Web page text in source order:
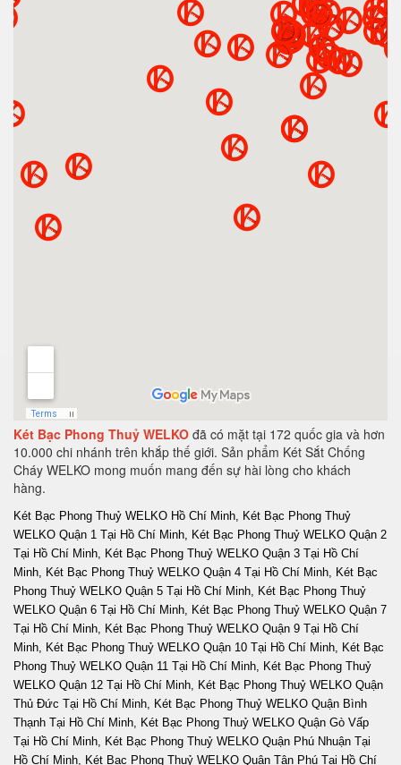
Két Bạc Phong Thuỷ WELKO đã có mặt tại 172 quốc gia và hơn
10.000 chi nhánh trên khắp thế giới. Sản phẩm Két Sắt Chống
Cháy WELKO mong muốn mang đến sự hài lòng cho khách
hàng.
Két Bạc Phong Thuỷ WELKO Hồ Chí Minh, Két Bạc Phong Thuỷ WELKO Quận 1 Tại Hồ Chí Minh, Két Bạc Phong Thuỷ WELKO Quận 2 Tại Hồ Chí Minh, Két Bạc Phong Thuỷ WELKO Quận 3 Tại Hồ Chí Minh, Két Bạc Phong Thuỷ WELKO Quận 4 Tại Hồ Chí Minh, Két Bạc Phong Thuỷ WELKO Quận 5 Tại Hồ Chí Minh, Két Bạc Phong Thuỷ WELKO Quận 6 Tại Hồ Chí Minh, Két Bạc Phong Thuỷ WELKO Quận 7 Tại Hồ Chí Minh, Két Bạc Phong Thuỷ WELKO Quận 9 Tại Hồ Chí Minh, Két Bạc Phong Thuỷ WELKO Quận 10 Tại Hồ Chí Minh, Két Bạc Phong Thuỷ WELKO Quận 11 Tại Hồ Chí Minh, Két Bạc Phong Thuỷ WELKO Quận 12 Tại Hồ Chí Minh, Két Bạc Phong Thuỷ WELKO Quận Thủ Đức Tại Hồ Chí Minh, Két Bạc Phong Thuỷ WELKO Quận Bình Thạnh Tại Hồ Chí Minh, Két Bạc Phong Thuỷ WELKO Quận Gò Vấp Tại Hồ Chí Minh, Két Bạc Phong Thuỷ WELKO Quận Phú Nhuận Tại Hồ Chí Minh, Két Bạc Phong Thuỷ WELKO Quận Tân Phú Tại Hồ Chí Minh, Két Bạc Phong Thuỷ WELKO Quận Bình Tân Tại Hồ Chí Minh, Két Bạc Phong Thuỷ WELKO Quận Tân Bình Tại Hồ Chí Minh, Két Bạc Phong Thuỷ WELKO Hà Nội, Két Bạc Phong Thuỷ WELKO Quận Ba Đình Hà Nội, Két Bạc Phong Thuỷ WELKO Quận Hoàn Kiếm Hà Nội, Két Bạc Phong Thuỷ WELKO Quận Hai Bà Trưng Hà Nội, Két Bạc Phong Thuỷ WELKO Quận Đống Đa Hà Nội, Két Bạc Phong Thuỷ WELKO Quận Tây Hồ Hà Nội, Két Bạc Phong Thuỷ WELKO Quận Cầu Giấy Hà Nội, Két Bạc Phong Thuỷ WELKO Quận Thanh Xuân Hà Nội, Két Bạc Phong Thuỷ WELKO Quận Hoàng Mai Hà Nội, Két Bạc Phong Thuỷ WELKO Quận Long Biên Hà Nội, Két Bạc Phong Thuỷ WELKO Quận Bắc Từ Liêm Hà Nội, Két Bạc Phong Thuỷ WELKO Huyện Thanh Trì Hà Nội, Két Bạc Phong Thuỷ WELKO Huyện Gia Lâm Hà Nội, Két Bạc Phong Thuỷ WELKO Huyện Đông Anh Hà Nội, Két Bạc Phong Thuỷ WELKO Huyện Sóc Sơn Hà Nội, Két Bạc Phong Thuỷ WELKO Quận Hà Đông Hà Nội, Két Bạc Phong Thuỷ WELKO Thị xã Sơn Tây Hà Nội, Két Bạc Phong Thuỷ WELKO Huyện Ba Vì Hà Nội, Két Bạc Phong Thuỷ WELKO Huyện Phúc Thọ Hà Nội, Két Bạc Phong Thuỷ WELKO Huyện Thạch Thất Hà Nội, Két Bạc Phong Thuỷ WELKO Huyện Quốc Oai Hà Nội, Két Bạc Phong Thuỷ WELKO Huyện Chương Mỹ Hà Nội, Két Bạc Phong Thuỷ WELKO Huyện Đan Phượng Hà Nội, Két Bạc Phong Thuỷ WELKO Huyện Hoài Đức Hà Nội, Két Bạc Phong Thuỷ WELKO Huyện Thanh Oai Hà Nội, Két Bạc Phong Thuỷ WELKO Huyện Mỹ Đức Hà Nội, Két Bạc Phong Thuỷ WELKO Huyện Ứng Hoà Hà Nội, Két Bạc Phong Thuỷ WELKO Huyện Thường Tín Hà Nội, Két Bạc Phong Thuỷ WELKO Huyện Phú Xuyên Hà Nội, Két Bạc Phong Thuỷ WELKO Huyện Mê Linh Hà Nội, Két Bạc Phong Thuỷ WELKO Quận Nam Từ Liên Hà Nội, Két Bạc Phong Thuỷ WELKO An Giang, Két Bạc Phong Thuỷ WELKO Thành phố Long Xuyên Tỉnh An Giang, Két Bạc Phong Thuỷ WELKO Thành phố Châu Đốc Tỉnh An Giang, Két Bạc Phong Thuỷ WELKO Huyện An Phú Tỉnh An Giang, Két Bạc Phong Thuỷ WELKO Thị xã Tân Châu, Két Bạc Phong Thuỷ WELKO Huyện Phú Tân, Két Bạc Phong Thuỷ WELKO Huyện Châu Phú, Két Bạc Phong Thuỷ WELKO Huyện Tịnh Biên, Két Bạc Phong Thuỷ WELKO Huyện Tri Tôn, Két Bạc Phong Thuỷ WELKO Huyện Châu Thành Tỉnh An Giang, Két Bạc Phong Thuỷ WELKO Huyện Chợ Mới Tỉnh An Giang, Két Bạc Phong Thuỷ WELKO Huyện Thoại Sơn Tỉnh An Giang, Két Bạc Phong Thuỷ WELKO Vũng Tàu, Két Bạc Phong Thuỷ WELKO Thành phố Vũng Tàu Tại Bà Rịa - Vũng Tàu, Két Bạc Phong Thuỷ WELKO Thành phố Bà Rịa Tại Bà Rịa - Vũng Tàu, Két Bạc Phong Thuỷ WELKO Huyện Châu Đức Tại Bà Rịa - Vũng Tàu, Két Bạc Phong Thuỷ WELKO Huyện Xuyên Mộc Tại Bà Rịa - Vũng Tàu, Két Bạc Phong Thuỷ WELKO Huyện Long Điền Tại Bà Rịa - Vũng Tàu, Két Bạc Phong Thuỷ WELKO Huyện Đất Đỏ Tại Bà Rịa - Vũng Tàu, Két Bạc Phong Thuỷ WELKO Huyện Tân Thành Tại Bà Rịa - Vũng Tàu, Tỉnh Bà Rịa - Vũng Tàu Tại Bà Rịa - Vũng Tàu, Két Bạc Phong Thuỷ WELKO Bạc Liêu, Két Bạc Phong Thuỷ WELKO Thành phố Bạc Liêu Tại Bạc Liêu, Két Bạc Phong Thuỷ WELKO Huyện Hồng Dân Tại Bạc Liêu, Két Bạc Phong Thuỷ WELKO Huyện Phước Long Tại Bạc Liêu, Két Bạc Phong Thuỷ WELKO Huyện Vĩnh Lợi Tại Bạc Liêu, Két Bạc Phong Thuỷ WELKO Thị xã Giá Rai Tại Bạc Liêu, Két Bạc Phong Thuỷ WELKO Huyện Đông Hải Tại Bạc Liêu, Két Bạc Phong Thuỷ WELKO Huyện Hoà Bình Tại Bạc Liêu, Két Bạc Phong Thuỷ WELKO Bắc Kạn, Két Bạc Phong Thuỷ WELKO Thành Phố Bắc Kạn, Két Bạc Phong Thuỷ WELKO Huyện Pác Nặm Tại Bắc Kạn, Két Bạc Phong Thuỷ WELKO Huyện Ba Bể Tại Bắc Kạn, Két Bạc Phong Thuỷ WELKO Huyện Ngân Sơn Tại Bắc Kạn, Két Bạc Phong Thuỷ WELKO Huyện Bạch Thông Tại Bắc Kạn, Két Bạc Phong Thuỷ WELKO Huyện Chợ Đồn Tại Bắc Kạn, Két Bạc Phong Thuỷ WELKO Huyện Chợ Mới Tại Bắc Kạn, Huyện Na Rì Tại Bắc Kạn, Két Bạc Phong Thuỷ WELKO Bắc Giang, Két Bạc Phong Thuỷ WELKO Thành phố Bắc Giang, Két Bạc Phong Thuỷ WELKO Huyện Yên Thế Tại Bắc Giang, Két Bạc Phong Thuỷ WELKO Huyện Tân Yên Tại Bắc Giang, Két Bạc Phong Thuỷ WELKO Huyện Lạng Giang Tại Bắc Giang, Két Bạc Phong Thuỷ WELKO Huyện Lục Nam Tại Bắc Giang, Két Bạc Phong Thuỷ WELKO Huyện Lục Ngạn Tại Bắc Giang, Két Bạc Phong Thuỷ WELKO Huyện Sơn Động Tại Bắc Giang, Két Bạc Phong Thuỷ WELKO Huyện Yên Dũng Tại Bắc Giang, Két Bạc Phong Thuỷ WELKO Huyện Việt Yên Tại Bắc Giang, Két Bạc Phong Thuỷ WELKO Huyện Hiệp Hòa Tại Bắc Giang, Két Bạc Phong Thuỷ WELKO Bắc Ninh, Két Bạc Phong Thuỷ WELKO Thành phố Bắc Ninh, Két Bạc Phong Thuỷ WELKO Huyện Yên Phong Tại Bắc Ninh, Két Bạc Phong Thuỷ WELKO Huyện Quế Võ Tại Bắc Ninh, Két Bạc Phong Thuỷ WELKO Huyện Tiên Du Tại Bắc Ninh, Két Bạc Phong Thuỷ WELKO Thị xã Từ Sơn Tại Bắc Ninh, Huyện Thuận Thành Tại Bắc Ninh, Két Bạc Phong Thuỷ WELKO Huyện Gia Bình Tại Bắc Ninh, Két Bạc Phong Thuỷ WELKO Huyện Lương Tài Tại Bắc Ninh, Két Bạc Phong Thuỷ WELKO Bến Tre, Két Bạc Phong Thuỷ WELKO Thành phố Bến Tre, Két Bạc Phong Thuỷ WELKO Huyện Châu Thành Tỉnh Bến Tre, Huyện Chợ Lách Tỉnh Bến Tre, Két Bạc Phong Thuỷ WELKO Huyện Mỏ Cày Nam Tỉnh Bến Tre, Két Bạc Phong Thuỷ WELKO Huyện Giồng Trôm Tỉnh Bến Tre, Két Bạc Phong Thuỷ WELKO Huyện Bình Đại Tỉnh Bến Tre, Két Bạc Phong Thuỷ WELKO Huyện Ba Tri Tỉnh Bến Tre, Két Bạc Phong Thuỷ WELKO Huyện Thạnh Phú Tỉnh Bến Tre, Két Bạc Phong Thuỷ WELKO Huyện Mỏ Cày Bắc Tỉnh Bến Tre, Két Bạc Phong Thuỷ WELKO Bình Dương, Két Bạc Phong Thuỷ WELKO Tại Thành phố Thủ Dầu Một Tỉnh Bình Dương, Két Bạc Phong Thuỷ WELKO Tại Huyện Bàu Bàng Tỉnh Bình Dương, Két Bạc Phong Thuỷ WELKO Tại Huyện Dầu Tiếng Tỉnh Bình Dương, Két Bạc Phong Thuỷ WELKO Tại Thị xã Bến Cát Tỉnh Bình Dương, Két Bạc Phong Thuỷ WELKO Tại Huyện Phú Giáo Tỉnh Bình Dương, Két Bạc Phong Thuỷ WELKO Tại Thị xã Tân Uyên Tỉnh Bình Dương, Két Bạc Phong Thuỷ WELKO Tại Thị xã Dĩ An Tỉnh Bình Dương, Két Bạc Phong Thuỷ WELKO Tại Thị xã Thuận An Tỉnh Bình Dương, Két Bạc Phong Thuỷ WELKO Tại Huyện Bắc Tân Uyên Tỉnh Bình Dương, Két Bạc Phong Thuỷ WELKO Bình Định, Két Bạc Phong Thuỷ WELKO Tại Thành phố Qui Nhơn Tỉnh Bình Định, Két Bạc Phong Thuỷ WELKO Tại Huyện An Lão Tỉnh Bình Định, Két Bạc Phong Thuỷ WELKO Tại Huyện Hoài Nhơn Tỉnh Bình Định, Két Bạc Phong Thuỷ WELKO Tại Huyện Hoài Ân Tỉnh Bình Định, Két Bạc Phong Thuỷ WELKO Tại Huyện Phù Mỹ Tỉnh Bình Định, Két Bạc Phong Thuỷ WELKO Tại Huyện Vĩnh Thạnh Tỉnh Bình Định, Két Bạc Phong Thuỷ WELKO Tại Huyện Tây Sơn Tỉnh Bình Định, Két Bạc Phong Thuỷ WELKO Tại Huyện Phù Cát Tỉnh Bình Định, Két Bạc Phong Thuỷ WELKO Tại Thị xã An Nhơn Tỉnh Bình Định, Két Bạc Phong Thuỷ WELKO Tại Huyện Tuy Phước Tỉnh Bình Định, Két Bạc Phong Thuỷ WELKO Tại Huyện Vân Canh Tỉnh Bình Định, Két Bạc Phong Thuỷ WELKO Bình Phước, Két Bạc Phong Thuỷ WELKO Tại Thị xã Phước Long Tỉnh Bình Phước, Két Bạc Phong Thuỷ WELKO Tại Thị xã Đồng Xoài Tỉnh Bình Phước, Két Bạc Phong Thuỷ WELKO Tại Thị xã Bình Long Tỉnh Bình Phước, Két Bạc Phong Thuỷ WELKO Tại Huyện Bù Gia Mập Tỉnh Bình Phước, Két Bạc Phong Thuỷ WELKO Tại Huyện Lộc Ninh Tỉnh Bình Phước, Két Bạc Phong Thuỷ WELKO Tại Huyện Bù Đốp Tỉnh Bình Phước, Két Bạc Phong Thuỷ WELKO Tại Huyện Hớn Quản Tỉnh Bình Phước , Két Bạc Phong Thuỷ WELKO Tại Huyện Đồng Phú Tỉnh Bình Phước, Két Bạc Phong Thuỷ WELKO Tại Huyện Bù Đăng Tỉnh Bình Phước, Két Bạc Phong Thuỷ WELKO Tại Huyện Chơn Thành Tỉnh Bình Phước, ủ Hồ Sơ Chống Cháy Tại Huyện Phú Riềng Tỉnh Bình Phước, Két Bạc Phong Thuỷ WELKO Bình Thuận, Két Bạc Phong Thuỷ WELKO Tại Thành phố Phan Thiết Tỉnh Bình Thuận, Két Bạc Phong Thuỷ WELKO Tại Thị xã La Gi Tỉnh Bình Thuận, Két Bạc Phong Thuỷ WELKO Tại Huyện Tuy Phong Tỉnh Bình Thuận, Két Bạc Phong Thuỷ WELKO Tại Huyện Bắc Bình Tỉnh Bình Thuận, Két Bạc Phong Thuỷ WELKO Tại Huyện Hàm Thuận Bắc Tỉnh Bình Thuận, Két Bạc Phong Thuỷ WELKO Tại Huyện Hàm Thuận Nam Tỉnh Bình Thuận, Két Bạc Phong Thuỷ WELKO Tại Huyện Tánh Linh Tỉnh Bình Thuận, Két Bạc Phong Thuỷ WELKO Tại Huyện Đức Linh Tỉnh Bình Thuận, Két Bạc Phong Thuỷ WELKO Tại Huyện Hàm TânTỉnh Bình Thuận , Két Bạc Phong Thuỷ WELKO Tại Huyện Phú Quí Tỉnh Bình Thuận, Két Bạc Phong Thuỷ WELKO Cà Mau, Két Bạc Phong Thuỷ WELKO Tại Thành phố Cà Mau Tỉnh Càu Mau, Két Bạc Phong Thuỷ WELKO Tại Huyện U Minh Tỉnh Càu Mau, Két Bạc Phong Thuỷ WELKO Tại Huyện Thới Bình Tỉnh Càu Mau, Két Bạc Phong Thuỷ WELKO Tại Huyện Trần Văn Thời Tỉnh Càu Mau, Két Bạc Phong Thuỷ WELKO Tại Huyện Cái Nước Tỉnh Càu Mau, Két Bạc Phong Thuỷ WELKO Tại Huyện Đầm Dơi Tỉnh Càu Mau, Két Bạc Phong Thuỷ WELKO Tại Huyện Năm Căn Tỉnh Càu Mau, Két Bạc Phong Thuỷ WELKO Tại Huyện Phú Tân Tỉnh Càu Mau, Két Bạc Phong Thuỷ WELKO Tại Huyện Ngọc Hiển Tỉnh Càu Mau, Két Bạc Phong Thuỷ WELKO Cao Bằng, Két Bạc Phong Thuỷ WELKO Tại Thành phố Cao Bằng Tỉnh Cao Bằng, Két Bạc Phong Thuỷ WELKO Tại Huyện Bảo Lâm Tỉnh Cao Bằng, Két Bạc Phong Thuỷ WELKO Tại Huyện Bảo Lạc Tỉnh Cao Bằng, Két Bạc Phong Thuỷ WELKO Tại Huyện Thông Nông Tỉnh Cao Bằng, Két Bạc Phong Thuỷ WELKO Tại Huyện Hà Quảng Tỉnh Cao Bằng, Két Bạc Phong Thuỷ WELKO Tại Huyện Trà Lĩnh Tỉnh Cao Bằng, Két Bạc Phong Thuỷ WELKO Tại Huyện Trùng Khánh Tỉnh Cao Bằng, Két Bạc Phong Thuỷ WELKO Tại Huyện Hạ Lang Tỉnh Cao Bằng, Két Bạc Phong Thuỷ WELKO Tại Huyện Quảng Uyên Tỉnh Cao Bằng, Két Bạc Phong Thuỷ WELKO Tại Huyện Phục Hoà Tỉnh Cao Bằng, Két Bạc Phong Thuỷ WELKO Tại Huyện Hoà An Tỉnh Cao Bằng, Két Bạc Phong Thuỷ WELKO Tại Huyện Nguyên Bình Tỉnh Cao Bằng, Két Bạc Phong Thuỷ WELKO Tại Huyện Thạch An Tỉnh Cao Bằng, Két Bạc Phong Thuỷ WELKO Cần Thơ, Két Bạc Phong Thuỷ WELKO Tại Thành phố